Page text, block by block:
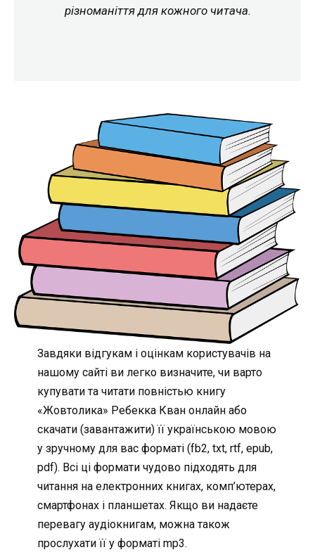
різноманіття для кожного читача.
Завдяки відгукам і оцінкам користувачів на
нашому сайті ви легко визначите, чи варто
купувати та читати повністью книгу
«Жовтолика» Ребекка Кван онлайн або
скачати (завантажити) її українською мовою
у зручному для вас форматі (fb2, txt, rtf, epub,
pdf). Всі ці формати чудово підходять для
читання на електронних книгах, комп’ютерах,
смартфонах і планшетах. Якщо ви надаєте
перевагу аудіокнигам, можна також
прослухати її у форматі mp3.